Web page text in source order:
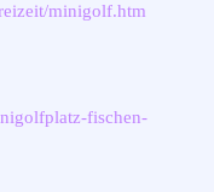
minigolf.htm
fischen-